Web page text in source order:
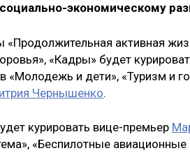
экономическому
активная
«Кадры» будет
«Молодежь и дети», «Туризм и
Чернышенко.
курировать вице-премьер
«Беспилотные